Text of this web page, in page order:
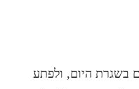
ולפתע